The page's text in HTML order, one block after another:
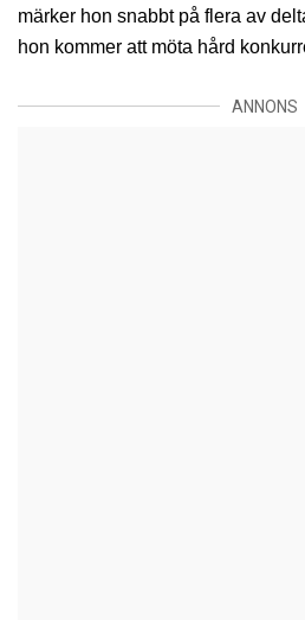
märker hon snabbt på flera av
hon kommer att möta hård
ANNONS